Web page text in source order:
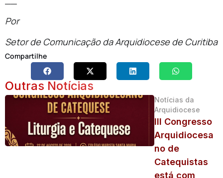
Por
Setor de Comunicação da Arquidiocese de Curitiba
Compartilhe
Outras Notícias
Notícias da
Arquidiocese
III Congresso
Arquidiocesa
no de
Catequistas
está com